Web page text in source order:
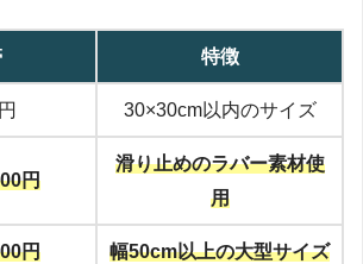
特徴
30×30cm以内のサイズ
円
滑り止めのラバー素材使
用
円 幅50cm以上の大型サイズ